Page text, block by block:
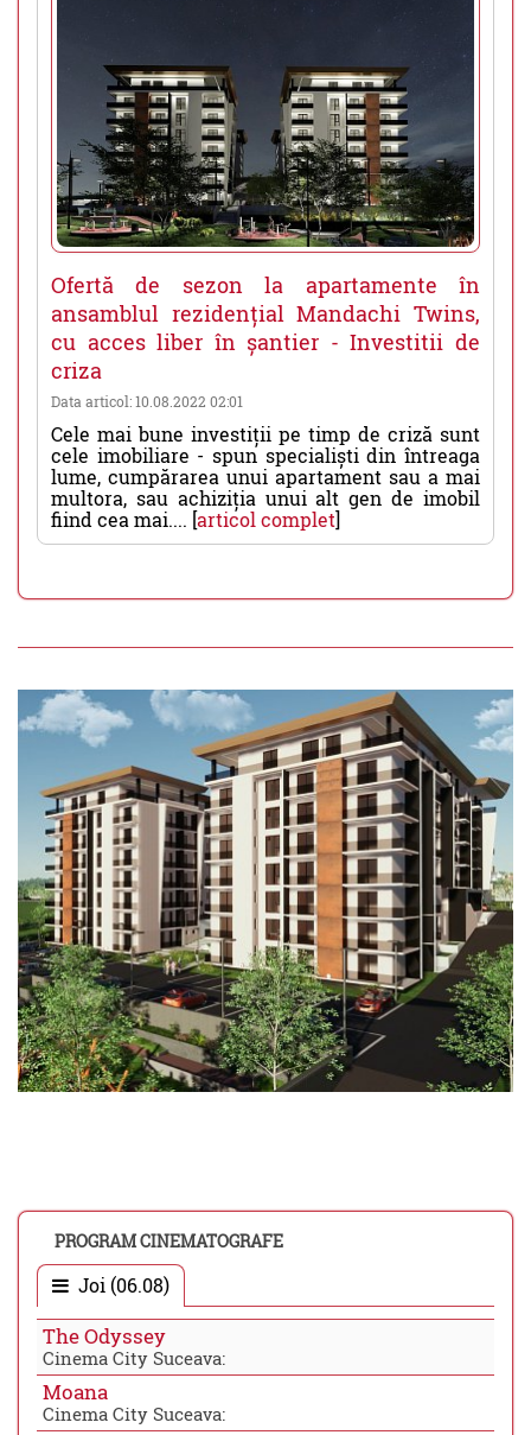
Ofertă de sezon la apartamente în
ansamblul rezidențial Mandachi Twins,
cu acces liber în șantier - Investitii de
criza
Data articol: 10.08.2022 02:01
Cele mai bune investiții pe timp de criză sunt
cele imobiliare - spun specialiști din întreaga
lume, cumpărarea unui apartament sau a mai
multora, sau achiziția unui alt gen de imobil
fiind cea mai.... [articol complet]
PROGRAM CINEMATOGRAFE
Joi (06.08)
The Odyssey
Cinema City Suceava:
Moana
Cinema City Suceava: